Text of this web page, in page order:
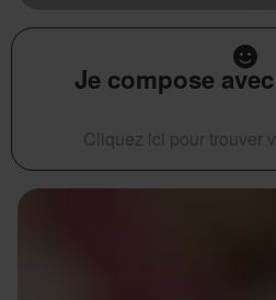
Je compose
Cliquez ici pour trouver